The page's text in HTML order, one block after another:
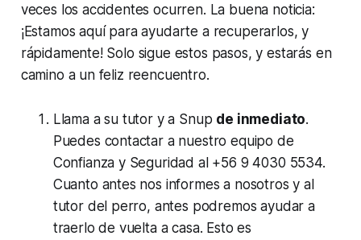
veces los accidentes ocurren. La buena noticia:
¡Estamos aquí para ayudarte a recuperarlos, y
rápidamente! Solo sigue estos pasos, y estarás en
camino a un feliz reencuentro.
Llama a su tutor y a Snup de inmediato.
Puedes contactar a nuestro equipo de
Confianza y Seguridad al +56 9 4030 5534.
Cuanto antes nos informes a nosotros y al
tutor del perro, antes podremos ayudar a
traerlo de vuelta a casa. Esto es